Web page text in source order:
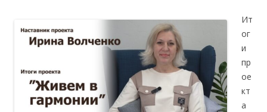
Ит
ог
и
пр
ое
кт
а